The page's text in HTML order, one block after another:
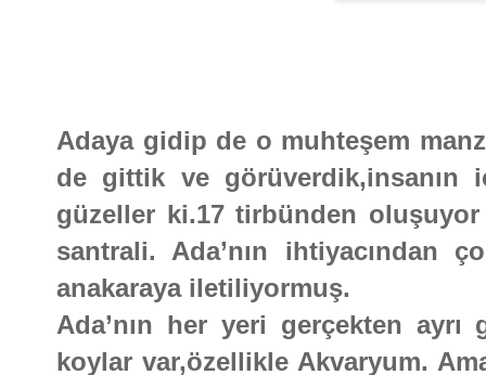
Adaya gidip de o muhteşem
de gittik ve
güzeller ki.17 tirbünden
santrali. Ada’nın ihtiyacından
anakaraya iletiliyormuş.
Ada’nın her yeri gerçekten
koylar var,özellikle Akvaryum.